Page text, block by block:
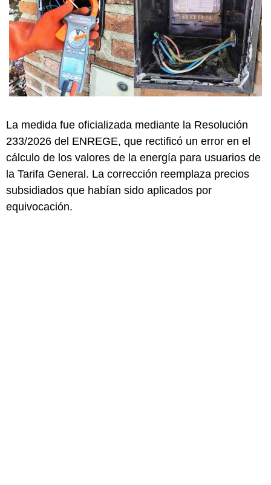
La medida fue oficializada mediante la Resolución
233/2026 del ENREGE, que rectificó un error en el
cálculo de los valores de la energía para usuarios de
la Tarifa General. La corrección reemplaza precios
subsidiados que habían sido aplicados por
equivocación.